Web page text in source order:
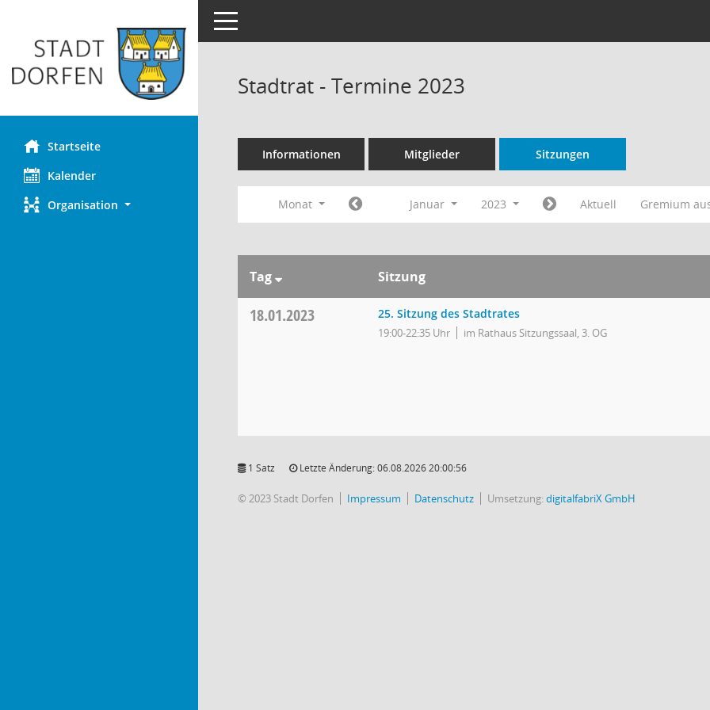
Startseite
Kalender
Organisation
Toggle navigation
Stadtrat - Termine 2023
Informationen Mitglieder Sitzungen
Monat Januar 2023 Aktuell Gremium
Tag Sitzung
18.01.2023 25. Sitzung des Stadtrates
19:00-22:35 Uhr im Rathaus Sitzungssaal, 3. OG
1 Satz Letzte Änderung: 06.08.2026 20:00:56
© 2023 Stadt Dorfen Impressum Datenschutz Umsetzung:digitalfabriX GmbH